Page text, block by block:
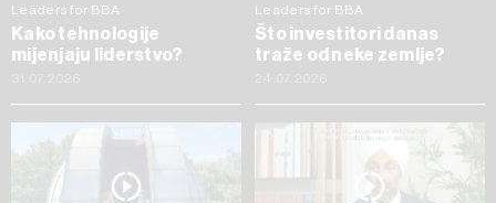
Leaders for BBA
Kako tehnologije
mijenjaju liderstvo?
Leaders for BBA
Što investitori danas
traže od neke zemlje?